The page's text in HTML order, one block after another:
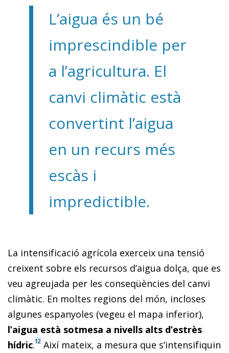
L’aigua és un bé
imprescindible per
a l’agricultura. El
canvi climàtic està
convertint l’aigua
en un recurs més
escàs i
impredictible.
La intensificació agrícola exerceix una tensió
creixent sobre els recursos d’aigua dolça, que es
veu agreujada per les conseqüències del canvi
climàtic. En moltes regions del món, incloses
algunes espanyoles (vegeu el mapa inferior),
l’aigua està sotmesa a nivells alts d’estrès
hídric.12 Així mateix, a mesura que s’intensifiquin